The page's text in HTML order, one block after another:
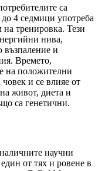
са
4 седмици употреба
тренировка. Тези
нива,
възпаление и
Времето,
на положителни
и се влияе от
живот, диета и
са генетични.
научни
от тях и ровене в